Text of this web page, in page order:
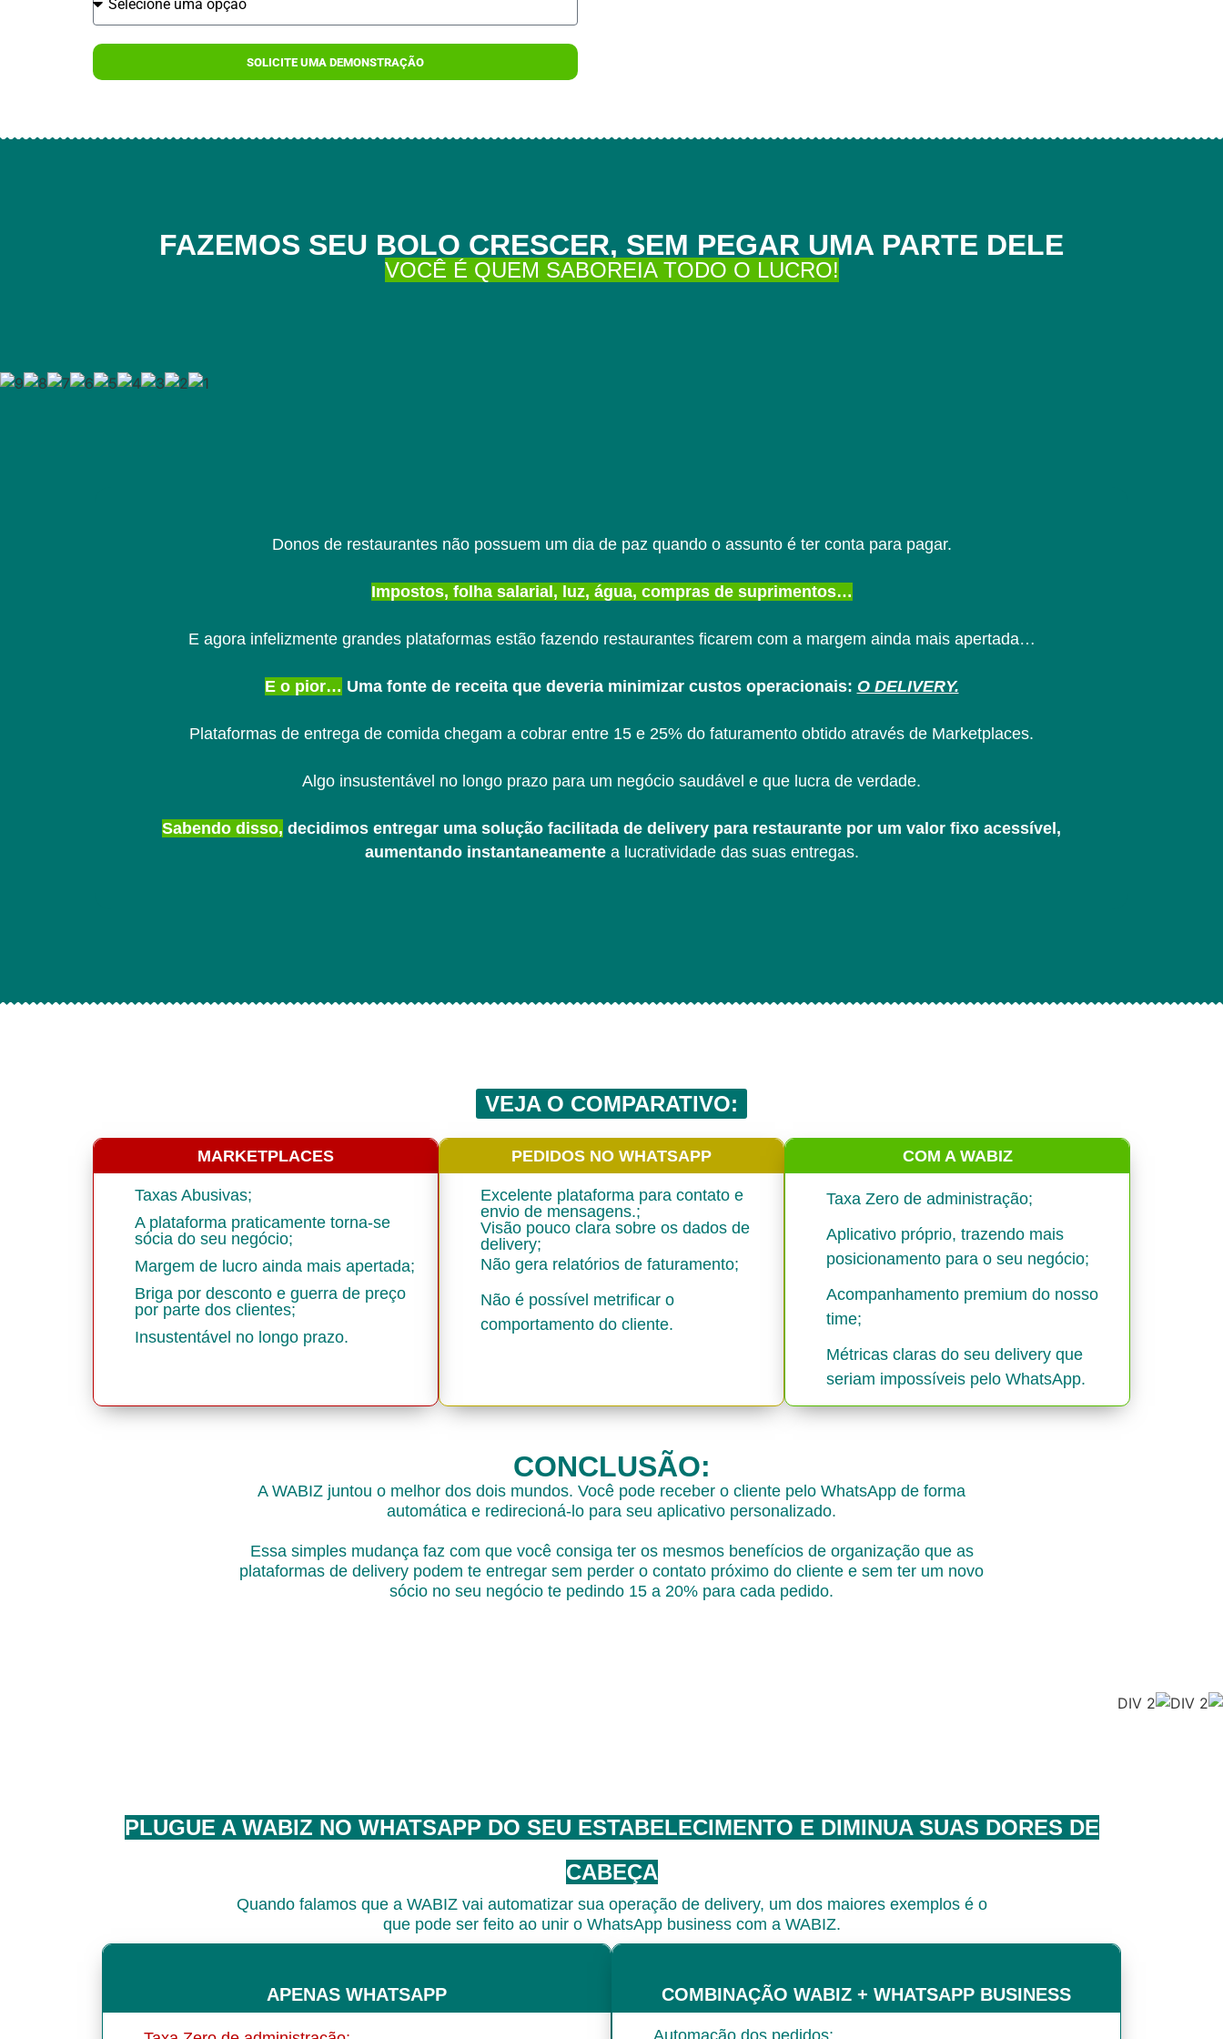
SOLICITE UMA DEMONSTRAÇÃO
FAZEMOS SEU BOLO CRESCER, SEM PEGAR UMA PARTE DELE
VOCÊ É QUEM SABOREIA TODO O LUCRO!
Donos de restaurantes não possuem um dia de paz quando o assunto é ter conta para pagar.
Impostos, folha salarial, luz, água, compras de suprimentos…
E agora infelizmente grandes plataformas estão fazendo restaurantes ficarem com a margem ainda mais apertada…
E o pior… Uma fonte de receita que deveria minimizar custos operacionais: O DELIVERY.
Plataformas de entrega de comida chegam a cobrar entre 15 e 25% do faturamento obtido através de Marketplaces.
Algo insustentável no longo prazo para um negócio saudável e que lucra de verdade.
Sabendo disso, decidimos entregar uma solução facilitada de delivery para restaurante por um valor fixo acessível,
aumentando instantaneamente a lucratividade das suas entregas.
VEJA O COMPARATIVO:
MARKETPLACES
Taxas Abusivas;
A plataforma praticamente torna-se
sócia do seu negócio;
Margem de lucro ainda mais apertada;
Briga por desconto e guerra de preço
por parte dos clientes;
Insustentável no longo prazo.
PEDIDOS NO WHATSAPP
Excelente plataforma para contato e
envio de mensagens.;
Visão pouco clara sobre os dados de
delivery;
Não gera relatórios de faturamento;
Não é possível metrificar o
comportamento do cliente.
COM A WABIZ
Taxa Zero de administração;
Aplicativo próprio, trazendo mais
posicionamento para o seu negócio;
Acompanhamento premium do nosso
time;
Métricas claras do seu delivery que
seriam impossíveis pelo WhatsApp.
CONCLUSÃO:
A WABIZ juntou o melhor dos dois mundos. Você pode receber o cliente pelo WhatsApp de forma
automática e redirecioná-lo para seu aplicativo personalizado.
Essa simples mudança faz com que você consiga ter os mesmos benefícios de organização que as
plataformas de delivery podem te entregar sem perder o contato próximo do cliente e sem ter um novo
sócio no seu negócio te pedindo 15 a 20% para cada pedido.
PLUGUE A WABIZ NO WHATSAPP DO SEU ESTABELECIMENTO E DIMINUA SUAS DORES DE
CABEÇA
Quando falamos que a WABIZ vai automatizar sua operação de delivery, um dos maiores exemplos é o
que pode ser feito ao unir o WhatsApp business com a WABIZ.
APENAS WHATSAPP COMBINAÇÃO WABIZ + WHATSAPP BUSINESS
Automação dos pedidos;